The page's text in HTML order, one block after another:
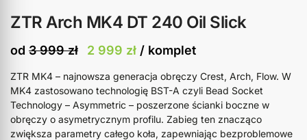
ZTR Arch MK4 DT 240 Oil Slick
od 3 999zł 2 999 zł / komplet
ZTR MK4 – najnowsza generacja obręczy Crest, Arch, Flow. W
MK4 zastosowano technologię BST-A czyli Bead Socket
Technology – Asymmetric – poszerzone ścianki boczne w
obręczy o asymetrycznym profilu. Zabieg ten znacząco
zwiększa parametry całego koła, zapewniając bezproblemowe